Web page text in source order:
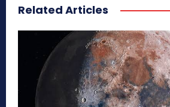
Related Articles